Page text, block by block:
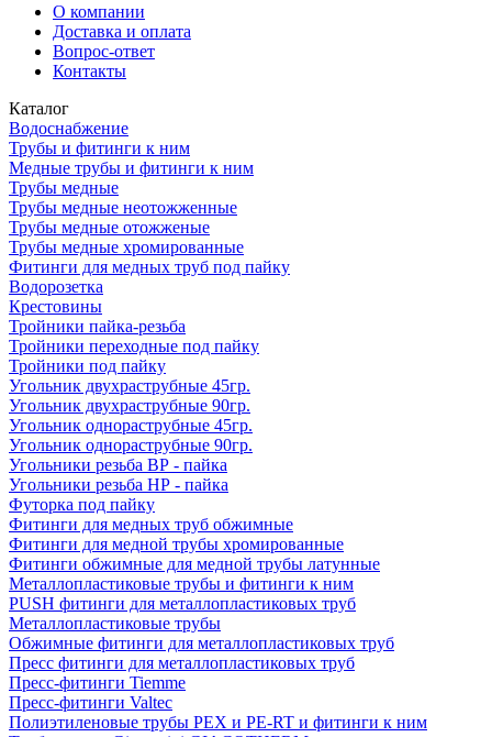
О компании
Доставка и оплата
Вопрос-ответ
Контакты
Каталог
Водоснабжение
Трубы и фитинги к ним
Медные трубы и фитинги к ним
Трубы медные
Трубы медные неотожженные
Трубы медные отожженые
Трубы медные хромированные
Фитинги для медных труб под пайку
Водорозетка
Крестовины
Тройники пайка-резьба
Тройники переходные под пайку
Тройники под пайку
Угольник двухраструбные 45гр.
Угольник двухраструбные 90гр.
Угольник однораструбные 45гр.
Угольник однораструбные 90гр.
Угольники резьба ВР - пайка
Угольники резьба НР - пайка
Футорка под пайку
Фитинги для медных труб обжимные
Фитинги для медной трубы хромированные
Фитинги обжимные для медной трубы латунные
Металлопластиковые трубы и фитинги к ним
PUSH фитинги для металлопластиковых труб
Металлопластиковые трубы
Обжимные фитинги для металлопластиковых труб
Пресс фитинги для металлопластиковых труб
Пресс-фитинги Tiemme
Пресс-фитинги Valtec
Полиэтиленовые трубы PEX и PE-RT и фитинги к ним